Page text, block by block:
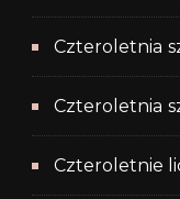
Czteroletnia
Czteroletnia
Czteroletnie